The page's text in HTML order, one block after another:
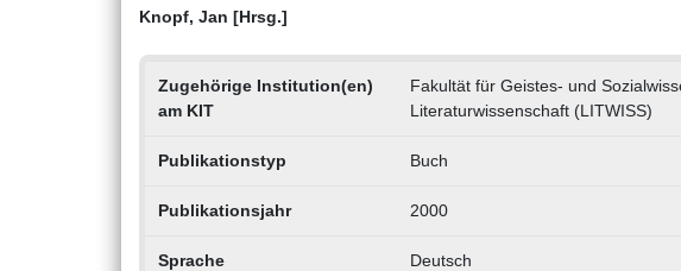
Knopf, Jan [Hrsg.]
Zugehörige Institution(en)
am KIT
Fakultät für Geistes- und
Literaturwissenschaft (LITWISS)
Publikationstyp Buch
Publikationsjahr 2000
Sprache Deutsch